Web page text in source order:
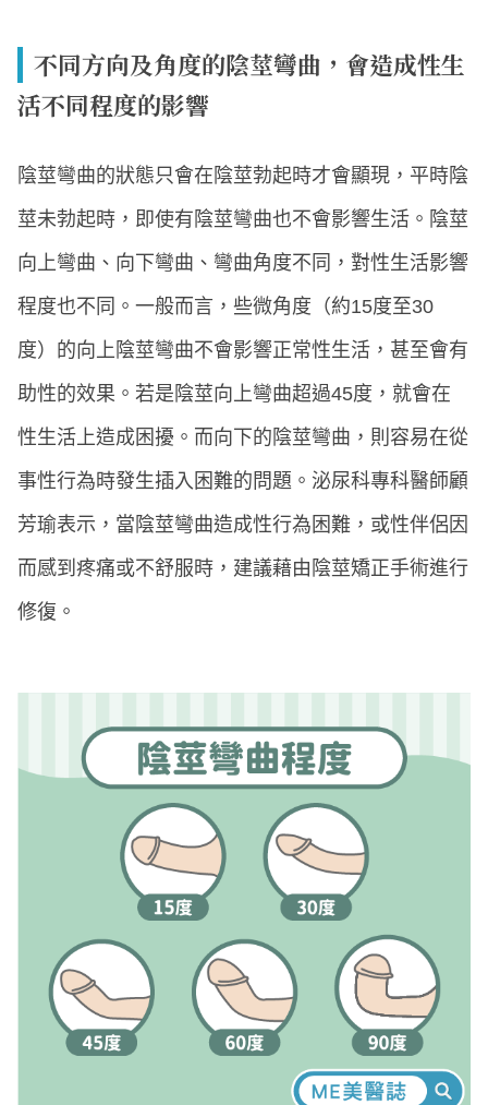
不同方向及角度的陰莖彎曲，會造成性生
活不同程度的影響
陰莖彎曲的狀態只會在陰莖勃起時才會顯現，平時陰
莖未勃起時，即使有陰莖彎曲也不會影響生活。陰莖
向上彎曲、向下彎曲、彎曲角度不同，對性生活影響
程度也不同。一般而言，些微角度（約15度至30
度）的向上陰莖彎曲不會影響正常性生活，甚至會有
助性的效果。若是陰莖向上彎曲超過45度，就會在
性生活上造成困擾。而向下的陰莖彎曲，則容易在從
事性行為時發生插入困難的問題。泌尿科專科醫師顧
芳瑜表示，當陰莖彎曲造成性行為困難，或性伴侶因
而感到疼痛或不舒服時，建議藉由陰莖矯正手術進行
修復。